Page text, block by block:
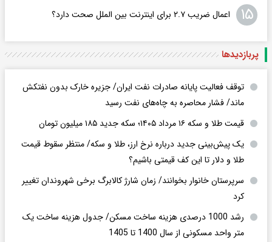
۱۵ اعمال ضریب ۲.۷ برای اینترنت بین الملل صحت دارد؟
پربازدید‌ها
توقف فعالیت پایانه صادرات نفت ایران/ جزیره خارک بدون نفتکش
ماند/ فشار محاصره به چاه‌های نفت رسید
قیمت طلا و سکه ۱۶ مرداد ۱۴۰۵؛ سکه جدید ١٨۵ میلیون تومان
یک پیش‌بینی جدید درباره نرخ ارز، طلا و سکه/ منتظر سقوط قیمت
طلا و دلار تا این کف قیمتی باشیم؟
سرپرستان خانوار بخوانند/ زمان شارژ کالابرگ برخی شهروندان تغییر
کرد
رشد 1000 درصدی هزینه ساخت مسکن/ جدول هزینه ساخت یک
متر واحد مسکونی از سال 1400 تا 1405